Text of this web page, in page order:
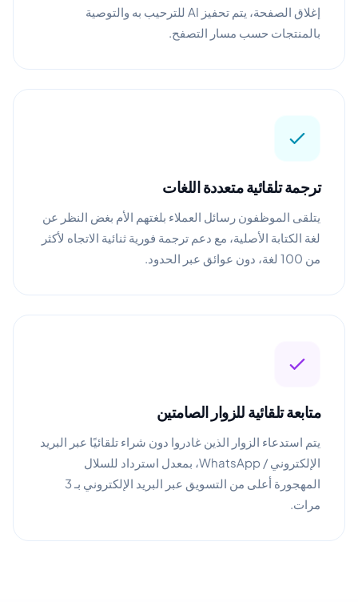
إغلاق الصفحة، يتم تحفيز AI للترحيب به والتوصية
بالمنتجات حسب مسار التصفح.
ترجمة تلقائية متعددة اللغات
يتلقى الموظفون رسائل العملاء بلغتهم الأم بغض النظر عن
لغة الكتابة الأصلية، مع دعم ترجمة فورية ثنائية الاتجاه لأكثر
من 100 لغة، دون عوائق عبر الحدود.
متابعة تلقائية للزوار الصامتين
يتم استدعاء الزوار الذين غادروا دون شراء تلقائيًا عبر البريد
الإلكتروني / WhatsApp، بمعدل استرداد للسلال
المهجورة أعلى من التسويق عبر البريد الإلكتروني بـ 3
مرات.